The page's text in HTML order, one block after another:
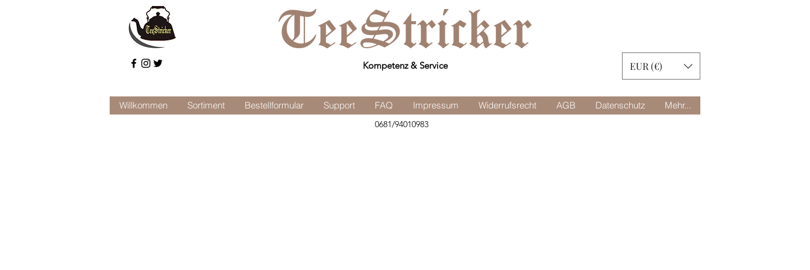
Kompetenz & Service EUR (€)
Willkommen Sortiment Bestellformular Support FAQ Impressum Widerrufsrecht AGB Datenschutz Mehr...
0681/94010983